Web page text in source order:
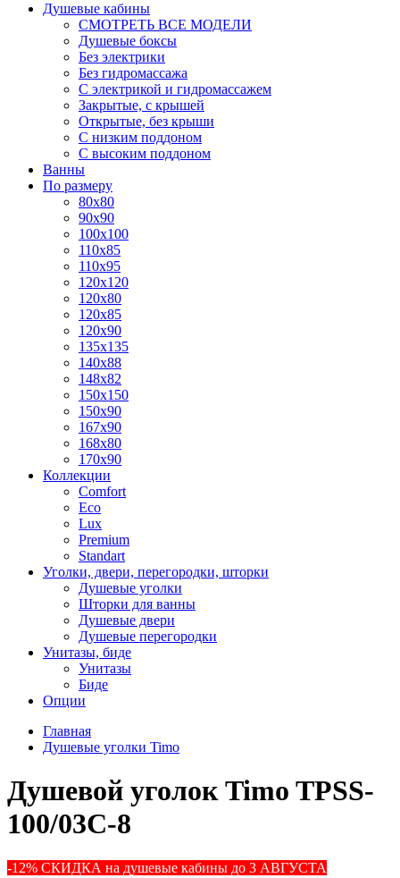
Душевые кабины
СМОТРЕТЬ ВСЕ МОДЕЛИ
Душевые боксы
Без электрики
Без гидромассажа
С электрикой и гидромассажем
Закрытые, с крышей
Открытые, без крыши
С низким поддоном
С высоким поддоном
Ванны
По размеру
80x80
90x90
100x100
110x85
110x95
120x120
120x80
120x85
120x90
135x135
140x88
148x82
150x150
150x90
167x90
168x80
170x90
Коллекции
Comfort
Eco
Lux
Premium
Standart
Уголки, двери, перегородки, шторки
Душевые уголки
Шторки для ванны
Душевые двери
Душевые перегородки
Унитазы, биде
Унитазы
Биде
Опции
Главная
Душевые уголки Timo
Душевой уголок Timo TPSS-
100/03C-8
-12% СКИДКА на душевые кабины до 3 АВГУСТА